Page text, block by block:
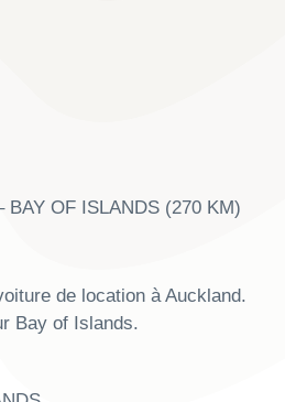
BAY OF ISLANDS (270 KM)
de location à Auckland.
Bay of Islands.